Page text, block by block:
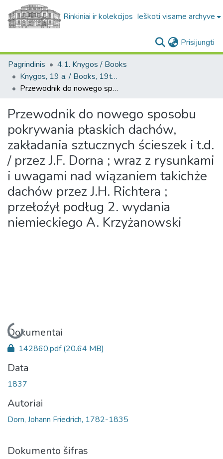
Rinkiniai ir kolekcijos Ieškoti visame archyve
Prisijungti
Pagrindinis
4.1. Knygos / Books
Knygos, 19 a. / Books, 19th century
Przewodnik do nowego sposobu pokrywania płaskich dachów, zakładania sztucznych ścieszek i t.d. / przez J.F. Dorna ; wraz z rysunkami i uwagami nad wiązaniem takichże dachów przez J.H. Richtera ; przełoźył podług 2. wydania niemieckiego A. Krzyżanowski
Przewodnik do nowego sposobu
pokrywania płaskich dachów,
zakładania sztucznych ścieszek i t.d.
/ przez J.F. Dorna ; wraz z rysunkami
i uwagami nad wiązaniem takichże
dachów przez J.H. Richtera ;
przełoźył podług 2. wydania
niemieckiego A. Krzyżanowski
Įkeliama...
Dokumentai
142860.pdf(20.64 MB)
Data
1837
Autoriai
Dorn, Johann Friedrich, 1782-1835
Dokumento šifras